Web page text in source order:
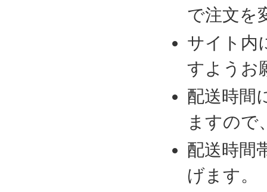
で注文を
サイト内
すようお
配送時間
ますので
配送時間
げます。